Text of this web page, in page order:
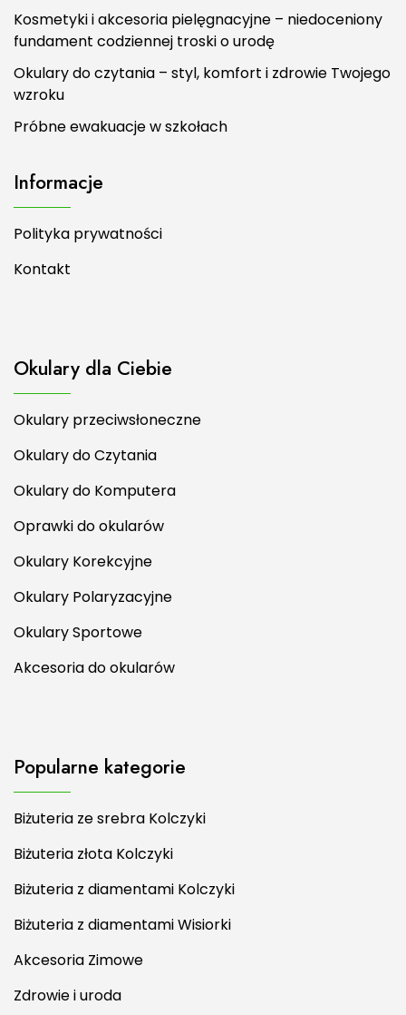
Kosmetyki i akcesoria pielęgnacyjne – niedoceniony
fundament codziennej troski o urodę
Okulary do czytania – styl, komfort i zdrowie Twojego
wzroku
Próbne ewakuacje w szkołach
Informacje
Polityka prywatności
Kontakt
Okulary dla Ciebie
Okulary przeciwsłoneczne
Okulary do Czytania
Okulary do Komputera
Oprawki do okularów
Okulary Korekcyjne
Okulary Polaryzacyjne
Okulary Sportowe
Akcesoria do okularów
Popularne kategorie
Biżuteria ze srebra Kolczyki
Biżuteria złota Kolczyki
Biżuteria z diamentami Kolczyki
Biżuteria z diamentami Wisiorki
Akcesoria Zimowe
Zdrowie i uroda